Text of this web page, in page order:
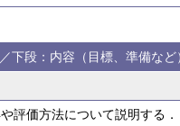
下段：内容（目標、準備など
評価方法について説明する．